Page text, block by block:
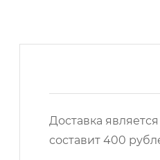
Доставка
составит 400